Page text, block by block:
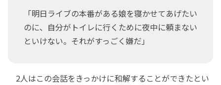
「明日ライブの本番がある娘を寝かせてあげたい
のに、自分がトイレに行くために夜中に頼まない
といけない。それがすっごく嫌だ」
2人はこの会話をきっかけに和解することができたとい